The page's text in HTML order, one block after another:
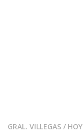
GRAL. VILLEGAS / HOY